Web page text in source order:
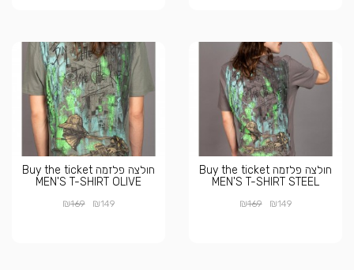
חולצה פלזמה Buy the ticket
MEN'S T-SHIRT STEEL
₪149
₪169
חולצה פלזמה Buy the ticket
MEN'S T-SHIRT OLIVE
₪149
₪169